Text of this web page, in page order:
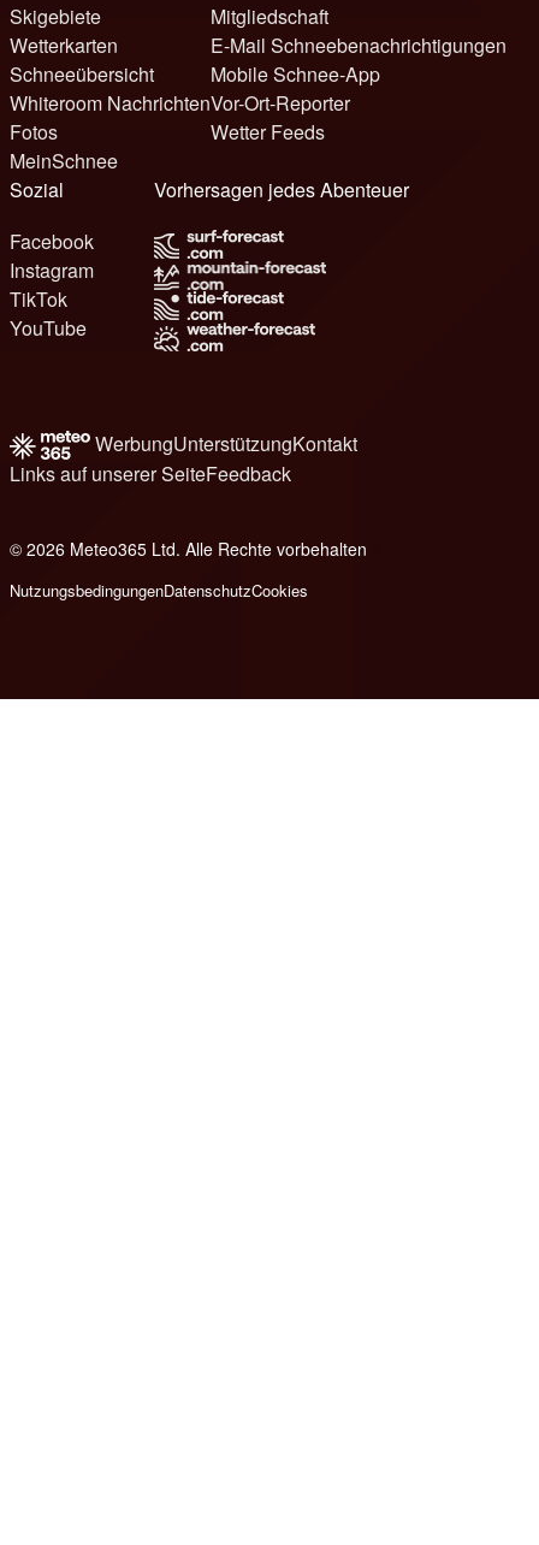
Skigebiete
Wetterkarten
Schneeübersicht
Whiteroom Nachrichten
Fotos
MeinSchnee
Mitgliedschaft
E-Mail Schneebenachrichtigungen
Mobile Schnee-App
Vor-Ort-Reporter
Wetter Feeds
Sozial
Facebook
Instagram
TikTok
YouTube
Vorhersagen jedes Abenteuer
WerbungUnterstützungKontakt
Links auf unserer SeiteFeedback
© 2026 Meteo365 Ltd. Alle Rechte vorbehalten
NutzungsbedingungenDatenschutzCookies